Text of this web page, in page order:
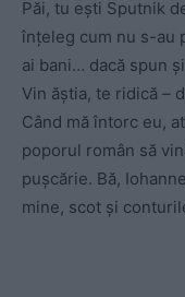
Păi, tu ești Sputnik
înțeleg cum nu s-au
ai bani… dacă spun
Vin ăștia, te ridică –
Când mă întorc eu,
poporul român să
pușcărie. Bă,
mine, scot și